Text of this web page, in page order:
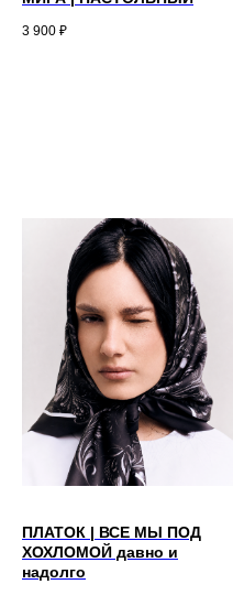
3 900 ₽
ПЛАТОК | ВСЕ МЫ ПОД
ХОХЛОМОЙ давно и
надолго